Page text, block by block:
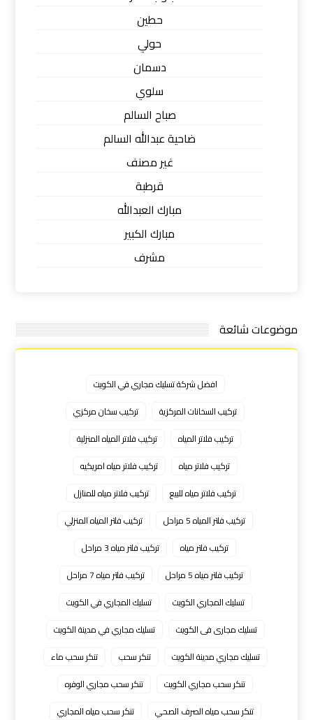
حطين
حولي
دسمان
سلوي
صباح السالم
ضاحية عبدالله السالم
غير مصنف
قرطبة
مبارك العبدالله
مبارك الكبير
مشرف
موضوعات شائعة
افضل شركة تسليك مجاري في الكويت
تركيب السخانات المركزية
تركيب سخان مركزي
تركيب فلاتر المياه
تركيب فلاتر المياه المنزلية
تركيب فلاتر مياه
تركيب فلاتر مياه امريكيه
تركيب فلاتر مياه للبيع
تركيب فلاتر مياه للمنازل
تركيب فلتر المياه 5 مراحل
تركيب فلتر المياه المنزلي
تركيب فلتر مياه
تركيب فلتر مياه 3 مراحل
تركيب فلتر مياه 5 مراحل
تركيب فلتر مياه 7 مراحل
تسليك المجاري الكويت
تسليك المجاري في الكويت
تسليك مجارى فى الكويت
تسليك مجاري في مدينة الكويت
تسليك مجاري مدينة الكويت
تنكر سحب
تنكر سحب ماء
تنكر سحب مجاري الكويت
تنكر سحب مجاري الوفره
تنكر سحب مياه الصرف الصحي
تنكر سحب مياه المجاري